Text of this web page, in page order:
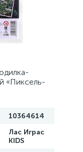
«Пиксель-
10364614
Лас Играс
KIDS